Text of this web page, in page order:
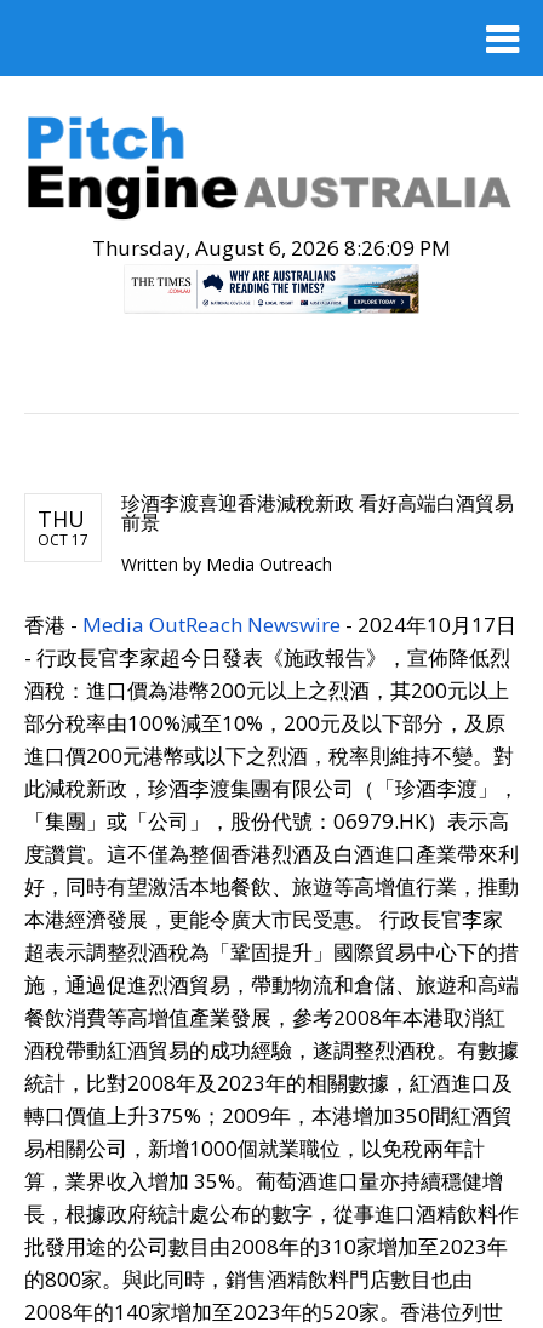
Thursday, August 6, 2026 8:26:10 PM
THU
OCT 17
珍酒李渡喜迎香港減稅新政 看好高端白酒貿易
前景
Written by Media Outreach
香港 - Media OutReach Newswire - 2024年10月17日
- 行政長官李家超今日發表《施政報告》，宣佈降低烈
酒稅：進口價為港幣200元以上之烈酒，其200元以上
部分稅率由100%減至10%，200元及以下部分，及原
進口價200元港幣或以下之烈酒，稅率則維持不變。對
此減稅新政，珍酒李渡集團有限公司（「珍酒李渡」，
「集團」或「公司」，股份代號：06979.HK）表示高
度讚賞。這不僅為整個香港烈酒及白酒進口產業帶來利
好，同時有望激活本地餐飲、旅遊等高增值行業，推動
本港經濟發展，更能令廣大市民受惠。 行政長官李家
超表示調整烈酒稅為「鞏固提升」國際貿易中心下的措
施，通過促進烈酒貿易，帶動物流和倉儲、旅遊和高端
餐飲消費等高增值產業發展，參考2008年本港取消紅
酒稅帶動紅酒貿易的成功經驗，遂調整烈酒稅。有數據
統計，比對2008年及2023年的相關數據，紅酒進口及
轉口價值上升375%；2009年，本港增加350間紅酒貿
易相關公司，新增1000個就業職位，以免稅兩年計
算，業界收入增加 35%。葡萄酒進口量亦持續穩健增
長，根據政府統計處公布的數字，從事進口酒精飲料作
批發用途的公司數目由2008年的310家增加至2023年
的800家。與此同時，銷售酒精飲料門店數目也由
2008年的140家增加至2023年的520家。香港位列世